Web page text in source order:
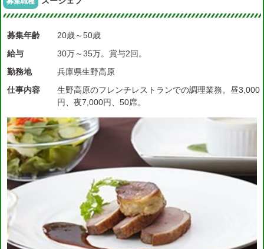
募集年齢
20歳～50歳
給与
30万～35万。賞与2回。
勤務地
兵庫県生野高原
仕事内容
生野高原のフレンチレストランでの調理業務。昼3,000
円、夜7,000円、50席。